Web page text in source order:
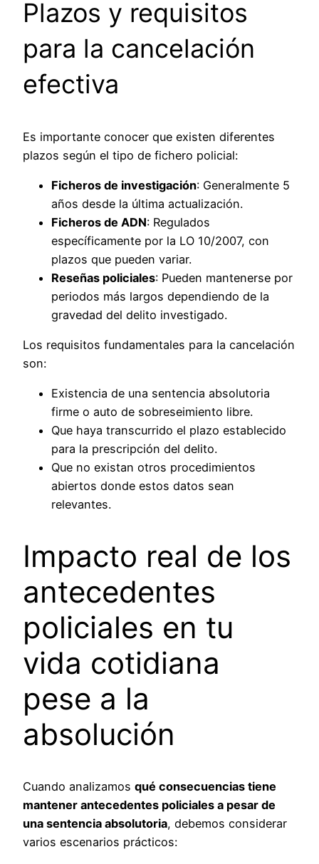
Plazos y requisitos
para la cancelación
efectiva
Es importante conocer que existen diferentes
plazos según el tipo de fichero policial:
Ficheros de investigación: Generalmente 5
años desde la última actualización.
Ficheros de ADN: Regulados
específicamente por la LO 10/2007, con
plazos que pueden variar.
Reseñas policiales: Pueden mantenerse por
periodos más largos dependiendo de la
gravedad del delito investigado.
Los requisitos fundamentales para la cancelación
son:
Existencia de una sentencia absolutoria
firme o auto de sobreseimiento libre.
Que haya transcurrido el plazo establecido
para la prescripción del delito.
Que no existan otros procedimientos
abiertos donde estos datos sean
relevantes.
Impacto real de los
antecedentes
policiales en tu
vida cotidiana
pese a la
absolución
Cuando analizamos qué consecuencias tiene
mantener antecedentes policiales a pesar de
una sentencia absolutoria, debemos considerar
varios escenarios prácticos: